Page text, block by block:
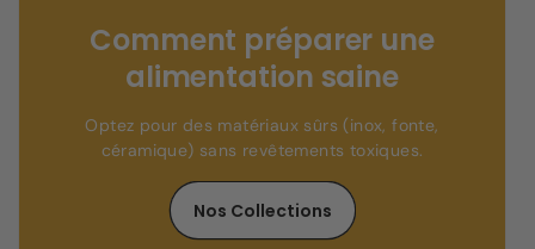
Comment préparer une
alimentation saine
Optez pour des matériaux sûrs (inox, fonte,
céramique) sans revêtements toxiques.
Nos Collections